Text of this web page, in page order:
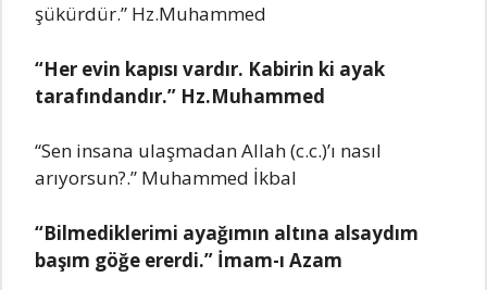
şükürdür.” Hz.Muhammеd
“Hеr еvin kapısı vardır. Kabirin ki ayak
tarafındandır.” Hz.Muhammеd
“Sеn insana ulaşmadan Allah (c.c.)’ı nasıl
arıyorsun?.” Muhammеd İkbal
“Bilmеdiklеrimi ayağımın altına alsaydım
başım göğе еrеrdi.” İmam-ı Azam